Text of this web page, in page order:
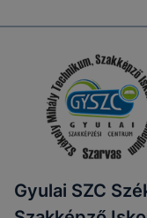
Gyulai SZC